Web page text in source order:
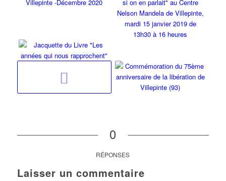
0
RÉPONSES
Laisser un commentaire